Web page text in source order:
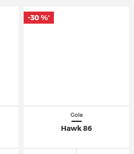
Gola
Hawk 86
-30 %*